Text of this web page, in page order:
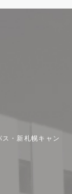
・新札幌キャン